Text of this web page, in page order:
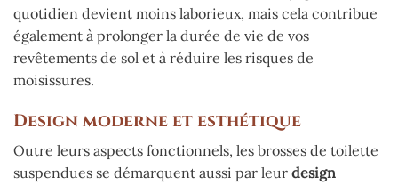
quotidien devient moins laborieux, mais cela contribue
également à prolonger la durée de vie de vos
revêtements de sol et à réduire les risques de
moisissures.
Design moderne et esthétique
Outre leurs aspects fonctionnels, les brosses de toilette
suspendues se démarquent aussi par leur design